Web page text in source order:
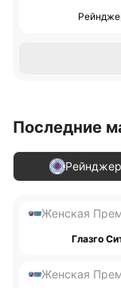
Последние
Женская
Глазго
Женская